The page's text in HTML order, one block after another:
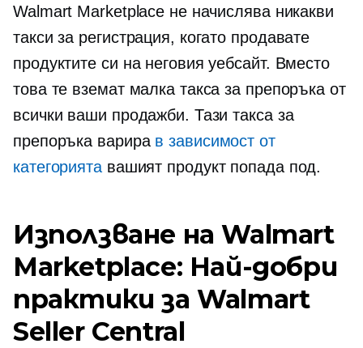
Walmart Marketplace не начислява никакви
такси за регистрация, когато продавате
продуктите си на неговия уебсайт. Вместо
това те вземат малка такса за препоръка от
всички ваши продажби. Тази такса за
препоръка варира в зависимост от
категориятавашият продукт попада под.
Използване на Walmart
Marketplace: Най-добри
практики за Walmart
Seller Central